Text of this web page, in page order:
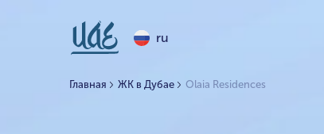
ru
Главная ЖК в Дубае Olaia Residences